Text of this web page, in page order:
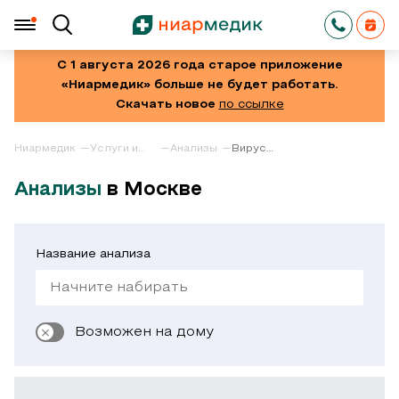
С 1 августа 2026 года старое приложение
«Ниармедик» больше не будет работать.
Скачать новое по ссылке
Ниармедик
Услуги и
Анализы
Вирус
Анализы в Москве
Название анализа
Возможен на дому